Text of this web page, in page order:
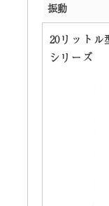
振動
20リット
シリーズ